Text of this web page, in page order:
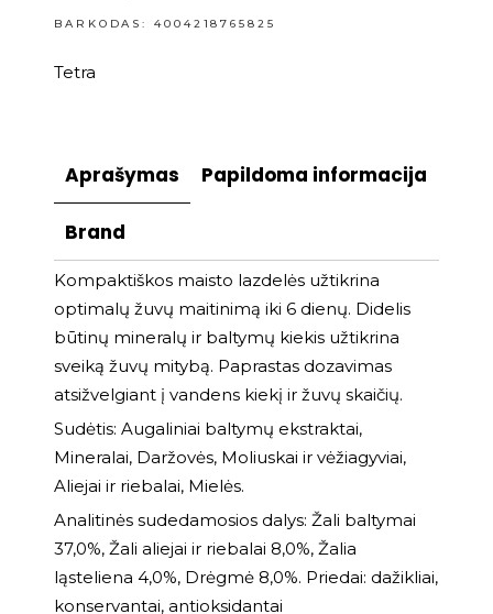
BARKODAS: 4004218765825
Tetra
Aprašymas Papildoma informacija
Brand
Kompaktiškos maisto lazdelės užtikrina
optimalų žuvų maitinimą iki 6 dienų. Didelis
būtinų mineralų ir baltymų kiekis užtikrina
sveiką žuvų mitybą. Paprastas dozavimas
atsižvelgiant į vandens kiekį ir žuvų skaičių.
Sudėtis: Augaliniai baltymų ekstraktai,
Mineralai, Daržovės, Moliuskai ir vėžiagyviai,
Aliejai ir riebalai, Mielės.
Analitinės sudedamosios dalys: Žali baltymai
37,0%, Žali aliejai ir riebalai 8,0%, Žalia
ląsteliena 4,0%, Drėgmė 8,0%. Priedai: dažikliai,
konservantai, antioksidantai